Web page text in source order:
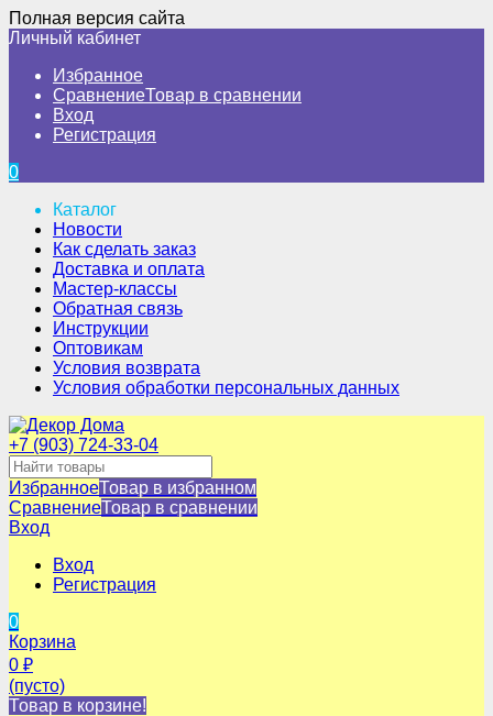
Полная версия сайта
Личный кабинет
Избранное
СравнениеТовар в сравнении
Вход
Регистрация
0
Каталог
Новости
Как сделать заказ
Доставка и оплата
Мастер-классы
Обратная связь
Инструкции
Оптовикам
Условия возврата
Условия обработки персональных данных
+7 (903) 724-33-04
ИзбранноеТовар в избранном
СравнениеТовар в сравнении
Вход
Вход
Регистрация
0
Корзина
0 ₽
(пусто)
Товар в корзине!